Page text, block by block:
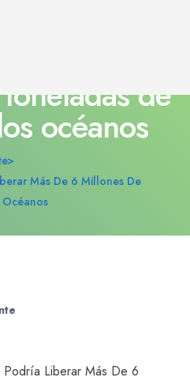
Ártico
más de 6
de
océanos
Más De 6 Millones De
Liberar Más De 6